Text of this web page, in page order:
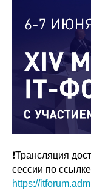
❗️Трансляция
сессии по
https://